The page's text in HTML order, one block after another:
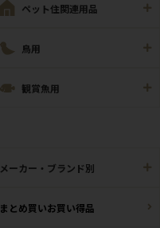
ペット住関連用品
鳥用
観賞魚用
メーカー・ブランド別
まとめ買いお買い得品